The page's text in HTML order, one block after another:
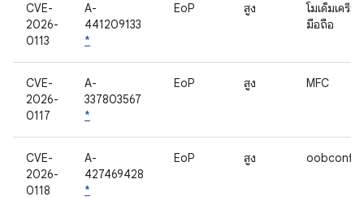
CVE-
2026-
0113
A-
441209133
*
EoP สูง
โมเด็มเครือ
มือถือ
CVE-
2026-
0117
A-
337803567
*
EoP สูง MFC
CVE-
2026-
0118
A-
427469428
*
EoP สูง oobconfig